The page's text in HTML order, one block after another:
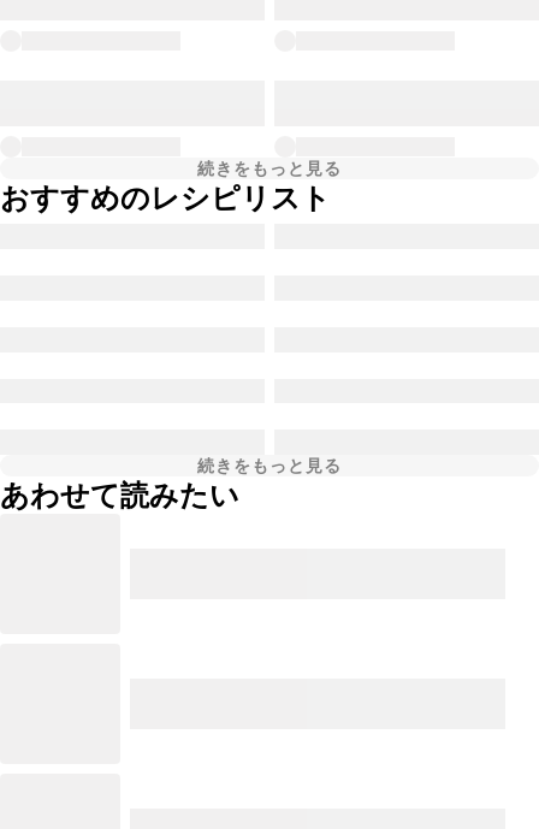
続きをもっと見る
おすすめのレシピリスト
続きをもっと見る
あわせて読みたい